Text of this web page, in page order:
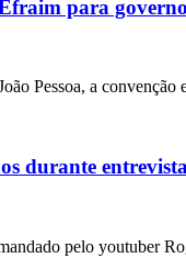
para
Pessoa, a
pelo youtuber